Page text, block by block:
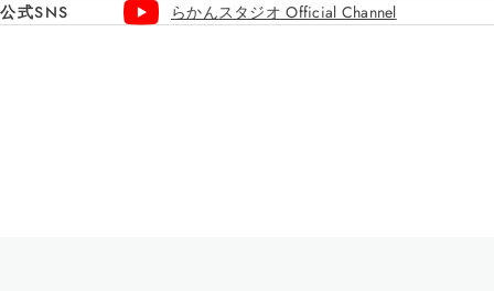
公式SNS
らかんスタジオ Official Channel